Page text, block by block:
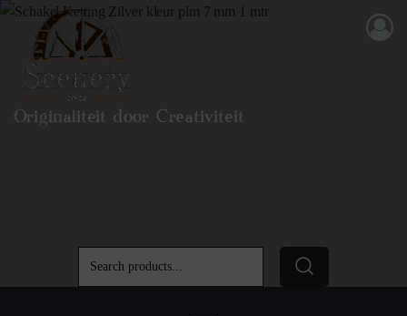
Originaliteit door Creativiteit